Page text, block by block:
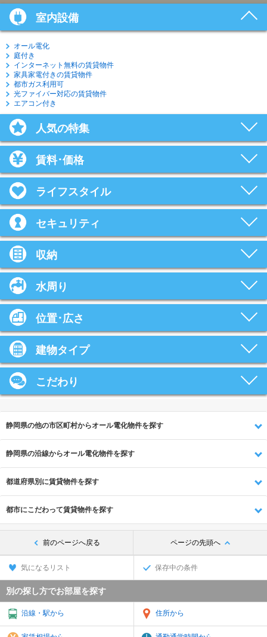
室内設備
オール電化
庭付き
インターネット無料の賃貸物件
家具家電付きの賃貸物件
都市ガス利用可
光ファイバー対応の賃貸物件
エアコン付き
人気の特集
賃料･価格
ライフスタイル
セキュリティ
収納
水周り
位置･広さ
建物タイプ
こだわり
静岡県の他の市区町村からオール電化物件を探す
静岡県の沿線からオール電化物件を探す
都道府県別に賃貸物件を探す
都市にこだわって賃貸物件を探す
前のページへ戻る ページの先頭へ
気になるリスト 保存中の条件
別の探し方でお部屋を探す
沿線・駅から 住所から